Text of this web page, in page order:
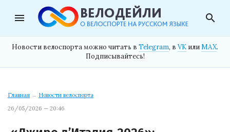
menu search
Новости велоспорта можно читать в Telegram, в VK илиMAX.
Подписывайтесь!
Главная → Новости велоспорта
26/05/2026 — 20:46